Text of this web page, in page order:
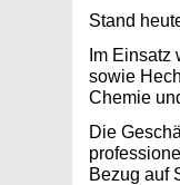
Stand
Im Einsatz
sowie
Chemie
Die
Bezug auf